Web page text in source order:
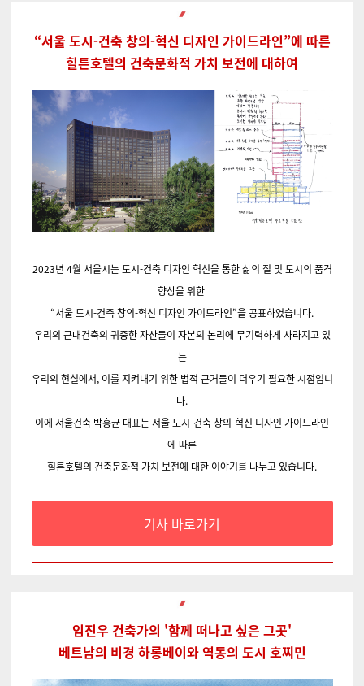
“서울 도시-건축 창의-혁신 디자인 가이드라인”에 따른
힐튼호텔의 건축문화적 가치 보전에 대하여
2023년 4월 서울시는 도시-건축 디자인 혁신을 통한 삶의 질 및 도시의 품격
향상을 위한
“서울 도시-건축 창의-혁신 디자인 가이드라인”을 공표하였습니다.
우리의 근대건축의 귀중한 자산들이 자본의 논리에 무기력하게 사라지고 있
는
우리의 현실에서, 이를 지켜내기 위한 법적 근거들이 더우기 필요한 시점입니
다.
이에 서울건축 박흥균 대표는 서울 도시-건축 창의-혁신 디자인 가이드라인
에 따른
힐튼호텔의 건축문화적 가치 보전에 대한 이야기를 나누고 있습니다.
기사 바로가기
임진우 건축가의 '함께 떠나고 싶은 그곳'
베트남의 비경 하롱베이와 역동의 도시 호찌민